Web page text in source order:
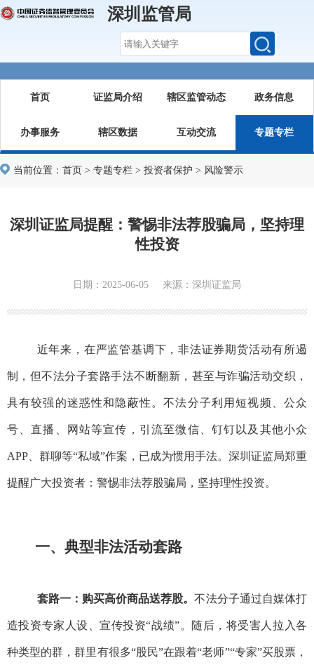
深圳监管局
首页 证监局介绍 辖区监管动态 政务信息
办事服务 辖区数据 互动交流 专题专栏
当前位置： 首页 > 专题专栏 > 投资者保护 > 风险警示
深圳证监局提醒：警惕非法荐股骗局，坚持理
性投资
日期：2025-06-05 来源：深圳证监局
近年来，在严监管基调下，非法证券期货活动有所遏
制，但不法分子套路手法不断翻新，甚至与诈骗活动交织，
具有较强的迷惑性和隐蔽性。不法分子利用短视频、公众
号、直播、网站等宣传，引流至微信、钉钉以及其他小众
APP、群聊等“私域”作案，已成为惯用手法。深圳证监局郑重
提醒广大投资者：警惕非法荐股骗局，坚持理性投资。
一、典型非法活动套路
套路一：购买高价商品送荐股。不法分子通过自媒体打
造投资专家人设、宣传投资“战绩”。随后，将受害人拉入各
种类型的群，群里有很多“股民”在跟着“老师”“专家”买股票，